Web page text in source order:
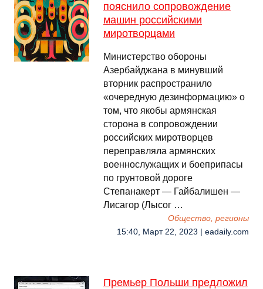
пояснило сопровождение
машин российскими
миротворцами
Министерство обороны
Азербайджана в минувший
вторник распространило
«очередную дезинформацию» о
том, что якобы армянская
сторона в сопровождении
российских миротворцев
переправляла армянских
военнослужащих и боеприпасы
по грунтовой дороге
Степанакерт — Гайбалишен —
Лисагор (Лысог …
Общество, регионы
15:40, Март 22, 2023 | eadaily.com
Премьер Польши предложил